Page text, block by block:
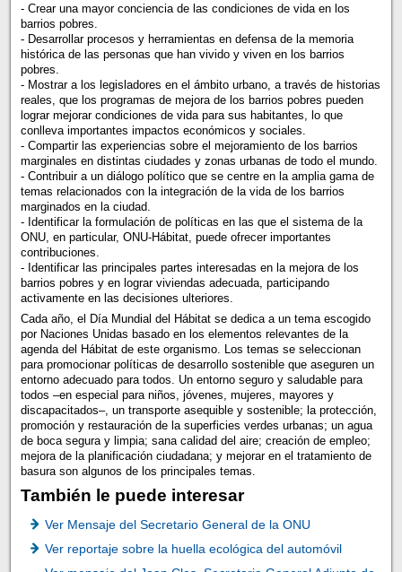
- Crear una mayor conciencia de las condiciones de vida en los
barrios pobres.
- Desarrollar procesos y herramientas en defensa de la memoria
histórica de las personas que han vivido y viven en los barrios
pobres.
- Mostrar a los legisladores en el ámbito urbano, a través de historias
reales, que los programas de mejora de los barrios pobres pueden
lograr mejorar condiciones de vida para sus habitantes, lo que
conlleva importantes impactos económicos y sociales.
- Compartir las experiencias sobre el mejoramiento de los barrios
marginales en distintas ciudades y zonas urbanas de todo el mundo.
- Contribuir a un diálogo político que se centre en la amplia gama de
temas relacionados con la integración de la vida de los barrios
marginados en la ciudad.
- Identificar la formulación de políticas en las que el sistema de la
ONU, en particular, ONU-Hábitat, puede ofrecer importantes
contribuciones.
- Identificar las principales partes interesadas en la mejora de los
barrios pobres y en lograr viviendas adecuada, participando
activamente en las decisiones ulteriores.
Cada año, el Día Mundial del Hábitat se dedica a un tema escogido
por Naciones Unidas basado en los elementos relevantes de la
agenda del Hábitat de este organismo. Los temas se seleccionan
para promocionar políticas de desarrollo sostenible que aseguren un
entorno adecuado para todos. Un entorno seguro y saludable para
todos –en especial para niños, jóvenes, mujeres, mayores y
discapacitados–, un transporte asequible y sostenible; la protección,
promoción y restauración de la superficies verdes urbanas; un agua
de boca segura y limpia; sana calidad del aire; creación de empleo;
mejora de la planificación ciudadana; y mejorar en el tratamiento de
basura son algunos de los principales temas.
También le puede interesar
Ver Mensaje del Secretario General de la ONU
Ver reportaje sobre la huella ecológica del automóvil